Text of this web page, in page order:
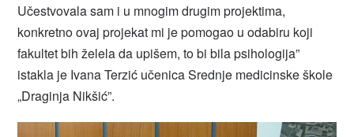
Učestvovala sam i u mnogim drugim projektima,
konkretno ovaj projekat mi je pomogao u odabiru koji
fakultet bih želela da upišem, to bi bila psihologija”
istakla je Ivana Terzić učenica Srednje medicinske škole
„Draginja Nikšić”.